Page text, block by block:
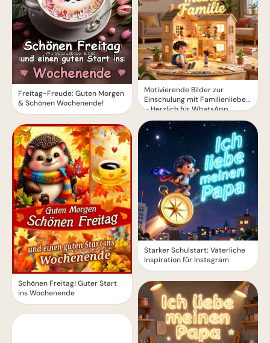
Freitag-Freude: Guten Morgen
& Schönen Wochenende!
Schönen Freitag! Guter Start
ins Wochenende
Motivierende Bilder zur
Einschulung mit Familienliebe
– Herzlich für WhatsApp
Starker Schulstart: Väterliche
Inspiration für Instagram